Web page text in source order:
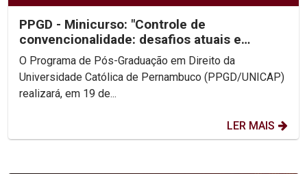
PPGD - Minicurso: "Controle de
convencionalidade: desafios atuais e
perspectivas”
O Programa de Pós-Graduação em Direito da
Universidade Católica de Pernambuco (PPGD/UNICAP)
realizará, em 19 de...
LER MAIS